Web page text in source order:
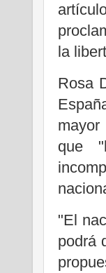
la
Rosa
que
"El
podrá